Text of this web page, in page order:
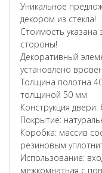
Уникальное
декором из стекла!
Стоимость указана
стороны!
Декоративный
установлено
Толщина полотна
толщиной 50 мм
Конструкция
Покрытие:
Коробка: массив
резиновым
Использование:
межкомнатная с